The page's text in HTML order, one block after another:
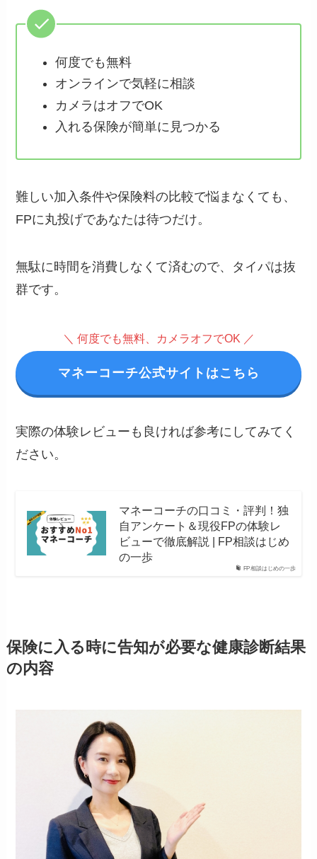
何度でも無料
オンラインで気軽に相談
カメラはオフでOK
入れる保険が簡単に見つかる
難しい加入条件や保険料の比較で悩まなくても、
FPに丸投げであなたは待つだけ。
無駄に時間を消費しなくて済むので、タイパは抜
群です。
＼ 何度でも無料、カメラオフでOK ／
マネーコーチ公式サイトはこちら
実際の体験レビューも良ければ参考にしてみてく
ださい。
FP相談はじめの一歩
マネーコーチの口コミ・評判！独
自アンケート＆現役FPの体験レ
ビューで徹底解説 | FP相談はじめ
の一歩
保険に入る時に告知が必要な健康診断結果
の内容